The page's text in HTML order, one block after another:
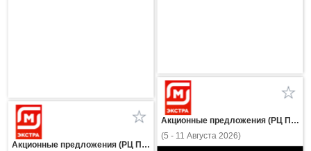
Акционные предложения (РЦ Пнз)
(5 - 11 Августа 2026)
Акционные предложения (РЦ Пнз)